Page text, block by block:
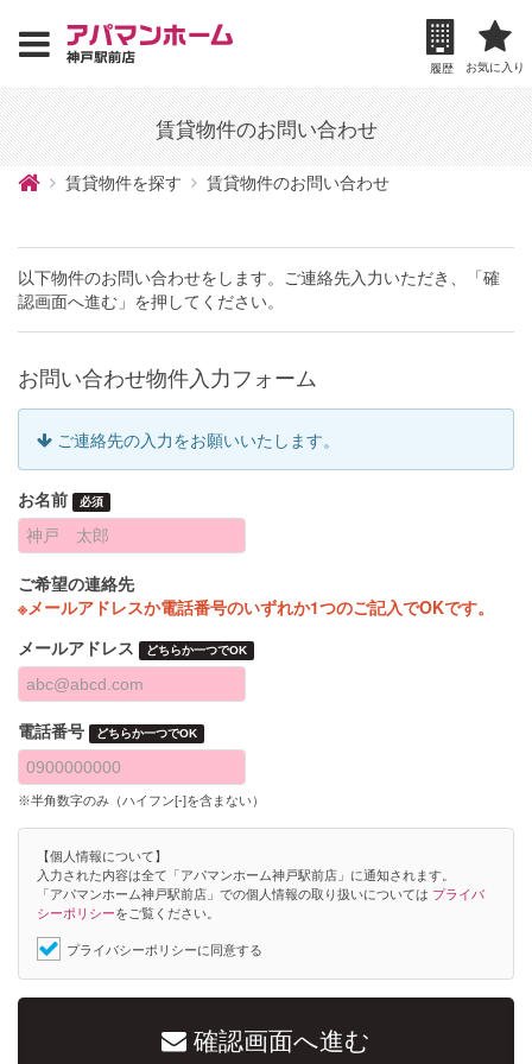
お気に入り
履歴
賃貸物件のお問い合わせ
賃貸物件を探す 賃貸物件のお問い合わせ
以下物件のお問い合わせをします。ご連絡先入力いただき、「確
認画面へ進む」を押してください。
お問い合わせ物件入力フォーム
ご連絡先の入力をお願いいたします。
お名前 必須
ご希望の連絡先
※メールアドレスか電話番号のいずれか1つのご記入でOKです。
メールアドレス どちらか一つでOK
電話番号 どちらか一つでOK
※半角数字のみ（ハイフン[-]を含まない）
【個人情報について】
入力された内容は全て「アパマンホーム神戸駅前店」に通知されます。
「アパマンホーム神戸駅前店」での個人情報の取り扱いについては プライバ
シーポリシーをご覧ください。
プライバシーポリシーに同意する
確認画面へ進む